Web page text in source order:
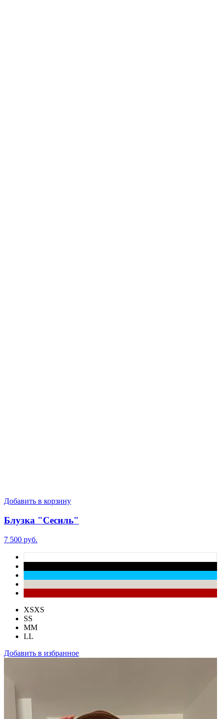
Добавить в корзину
Блузка "Сесиль"
7 500 руб.
XSXS
SS
MM
LL
Добавить в избранное